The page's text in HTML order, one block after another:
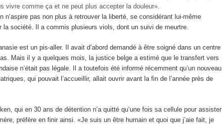
vivre comme ça et ne peut plus accepter la douleur».
n’aspire pas non plus à retrouver la liberté, se considérant lui-même
la société. Il a commis plusieurs viols, dont un suivi de meurtre.
est un pis-aller. Il avait d’abord demandé à être soigné dans un centre
Mais il y a quelques mois, la justice belge a estimé que le transfert vers
n’était pas légale. Il a toutefois été informé récemment qu’un nouveau
qui pouvait l’accueillir, allait ouvrir avant la fin de l’année près de
qui en 30 ans de détention n’a quitté qu’une fois sa cellule pour assister
préfère en finir ainsi. «Je suis un être humain et quoi que j’aie fait, je